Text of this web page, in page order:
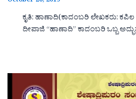
ಕೃತಿ: ಹಾಣಾದಿ(ಕಾದಂಬರಿ ಲೇಖಕರು:
ದೀಪಾಜಿ “ಹಾಣಾದಿ‌‌‌‌” ಕಾದಂಬರಿ ಒಬ್ಬ